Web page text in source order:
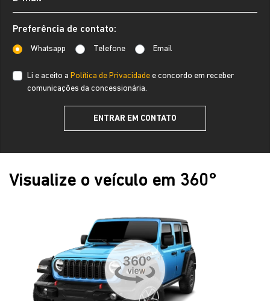
Preferência de contato:
Whatsapp Telefone Email
Li e aceito a Política de Privacidade e concordo em receber
comunicações da concessionária.
ENTRAR EM CONTATO
Visualize o veículo em 360°